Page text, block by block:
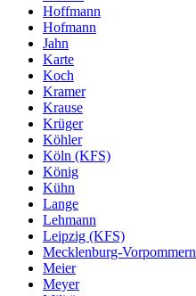
Hoffmann
Hofmann
Jahn
Karte
Koch
Kramer
Krause
Krüger
Köhler
Köln (KFS)
König
Kühn
Lange
Lehmann
Leipzig (KFS)
Mecklenburg-Vorpommern
Meier
Meyer